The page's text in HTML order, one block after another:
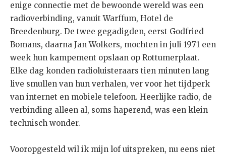
enige connectie met de bewoonde wereld was een
radioverbinding, vanuit Warffum, Hotel de
Breedenburg. De twee gegadigden, eerst Godfried
Bomans, daarna Jan Wolkers, mochten in juli 1971 een
week hun kampement opslaan op Rottumerplaat.
Elke dag konden radioluisteraars tien minuten lang
live smullen van hun verhalen, ver voor het tijdperk
van internet en mobiele telefoon. Heerlijke radio, de
verbinding alleen al, soms haperend, was een klein
technisch wonder.
Vooropgesteld wil ik mijn lof uitspreken, nu eens niet